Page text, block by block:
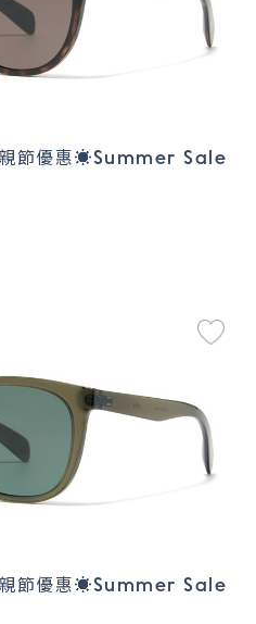
節優惠☀️Summer Sale
節優惠☀️Summer Sale